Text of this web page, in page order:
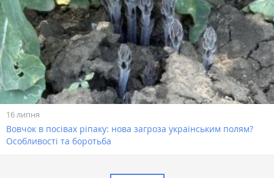
16 липня
Вовчок в посівах ріпаку: нова загроза українським полям?
Особливості та боротьба